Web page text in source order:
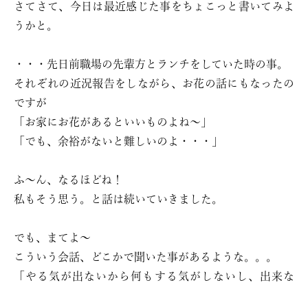
さてさて、今日は最近感じた事をちょこっと書いてみよ
うかと。
・・・先日前職場の先輩方とランチをしていた時の事。
それぞれの近況報告をしながら、お花の話にもなったの
ですが
「お家にお花があるといいものよね〜」
「でも、余裕がないと難しいのよ・・・」
ふ〜ん、なるほどね！
私もそう思う。と話は続いていきました。
でも、まてよ〜
こういう会話、どこかで聞いた事があるような。。。
「やる気が出ないから何もする気がしないし、出来な